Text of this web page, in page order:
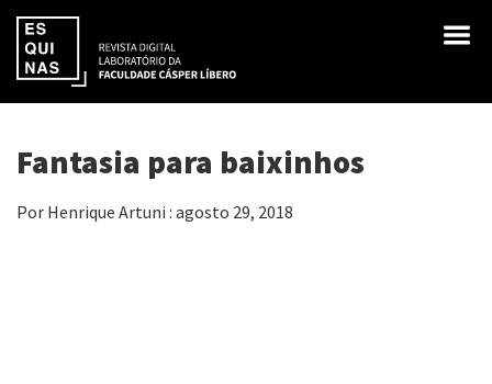
Fantasia para baixinhos
Por Henrique Artuni : agosto 29, 2018